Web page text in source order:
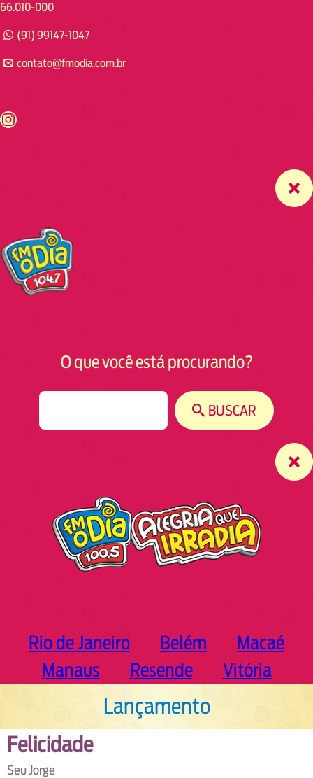
66.010-000
(91) 99147-1047
contato@fmodia.com.br
https://www.instagram.com/fmodia.cabofrio/
O que você está procurando?
BUSCAR
Rio de Janeiro Belém
Macaé
Manaus
Resende Vitória
Lançamento
Felicidade
Seu Jorge